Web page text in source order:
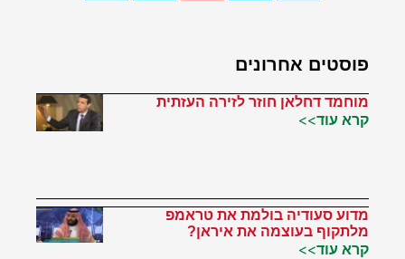
פוסטים אחרונים
מוחמד דחלאן חוזר לזירה העזתית
קרא עוד>>
מדוע סעודיה בולמת את טראמפ
מלתקוף בעוצמה את איראן?
קרא עוד>>